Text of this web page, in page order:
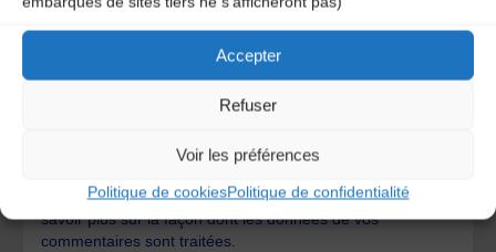
Accepter
Refuser
Voir les préférences
Politique de cookiesPolitique de confidentialité
Save my name, email, and site URL in my browser for next
Ce site utilise Akismet pour réduire les indésirables.En
savoir plus sur la façon dont les données de vos
commentaires sont traitées.